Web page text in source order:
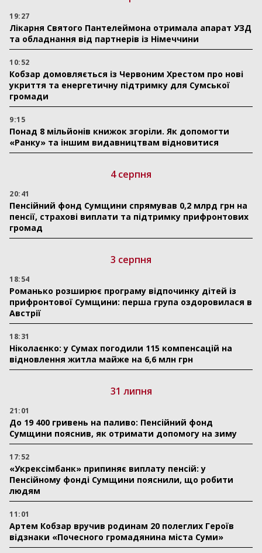
19:27
Лікарня Святого Пантелеймона отримала апарат УЗД
та обладнання від партнерів із Німеччини
10:52
Кобзар домовляється із Червоним Хрестом про нові
укриття та енергетичну підтримку для Сумської
громади
9:15
Понад 8 мільйонів книжок згоріли. Як допомогти
«Ранку» та іншим видавництвам відновитися
4 серпня
20:41
Пенсійний фонд Сумщини спрямував 0,2 млрд грн на
пенсії, страхові виплати та підтримку прифронтових
громад
3 серпня
18:54
Романько розширює програму відпочинку дітей із
прифронтової Сумщини: перша група оздоровилася в
Австрії
18:31
Ніколаєнко: у Сумах погодили 115 компенсацій на
відновлення житла майже на 6,6 млн грн
31 липня
21:01
До 19 400 гривень на паливо: Пенсійний фонд
Сумщини пояснив, як отримати допомогу на зиму
17:52
«Укрексімбанк» припиняє виплату пенсій: у
Пенсійному фонді Сумщини пояснили, що робити
людям
11:01
Артем Кобзар вручив родинам 20 полеглих Героїв
відзнаки «Почесного громадянина міста Суми»